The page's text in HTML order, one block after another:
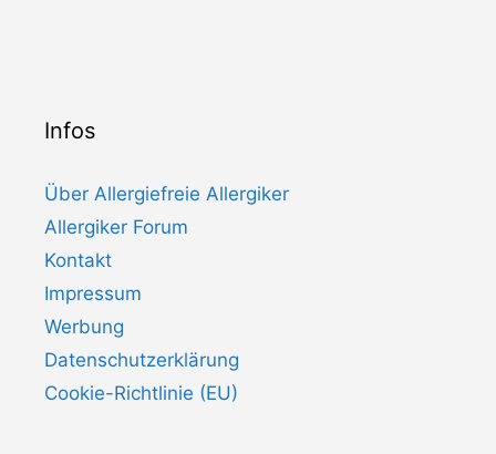
Infos
Über Allergiefreie Allergiker
Allergiker Forum
Kontakt
Impressum
Werbung
Datenschutzerklärung
Cookie-Richtlinie (EU)